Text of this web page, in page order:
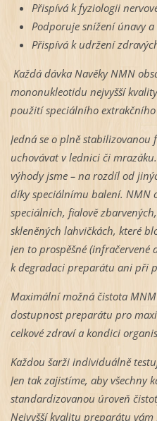
Přispívá k fyziologii
Podporuje snížení únavy
Přispívá k udržení
Každá dávka Navěky NMN
mononukleotidu nejvyšší
použití speciálního extrakčního
Jedná se o plně
uchovávat v lednici či
výhody jsme – na rozdíl od
díky speciálnímu balení. NMN
speciálních, fialově
skleněných lahvičkách, které
jen to prospěšné (infračervené
k degradaci preparátu ani při
Maximální možná čistota
dostupnost preparátu pro
celkové zdraví a kondici
Každou šarži individuálně
Jen tak zajistíme, aby všechny
standardizovanou úroveň
Nejvyšší kvalitu preparátu